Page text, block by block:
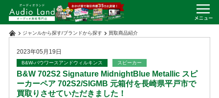
ジャンルから探す/ブランドから探す 買取商品紹介
2023年05月19日
B&W-バウワースアンドウィルキンス スピーカー
B&W 702S2 Signature MidnightBlue Metallic スピ
ーカーペア 702S2/SIGMB 元箱付を長崎県平戸市で
買取りさせていただきました！